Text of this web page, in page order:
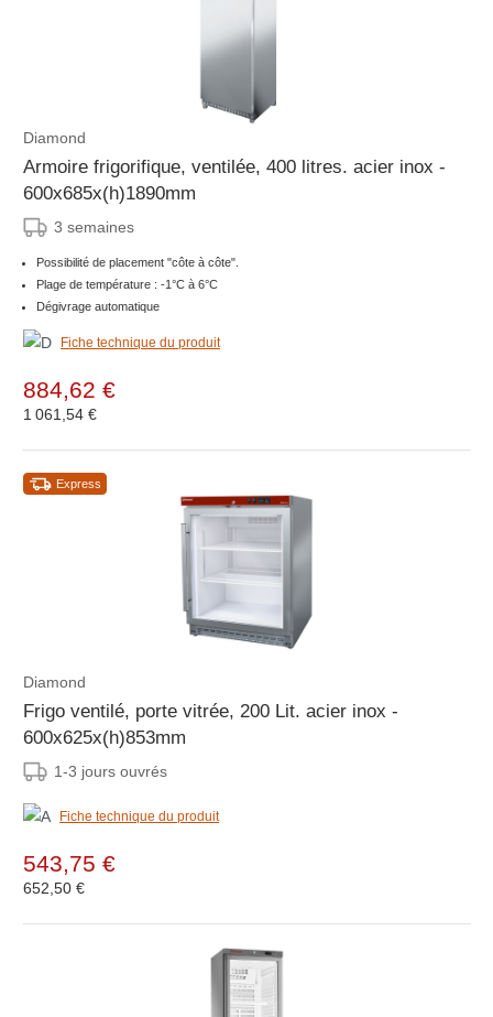
Diamond
Armoire frigorifique, ventilée, 400 litres. acier inox -
600x685x(h)1890mm
3 semaines
Possibilité de placement "côte à côte".
Plage de température : -1°C à 6°C
Dégivrage automatique
Fiche technique du produit
884,62 €
1 061,54 €
Express
Diamond
Frigo ventilé, porte vitrée, 200 Lit. acier inox -
600x625x(h)853mm
1-3 jours ouvrés
Fiche technique du produit
543,75 €
652,50 €